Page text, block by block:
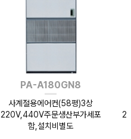
PA-A180GN8
사계절용에어컨(58평)3상
220V,440V주문생산부가세포
함,설치비별도